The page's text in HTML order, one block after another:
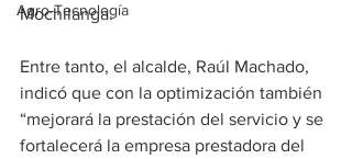
Agro-Tecnología
Mochilanga.
Entre tanto, el alcalde, Raúl Machado,
indicó que con la optimización también
“mejorará la prestación del servicio y se
fortalecerá la empresa prestadora del